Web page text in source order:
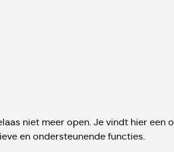
niet meer open. Je vindt hier een
en ondersteunende functies.